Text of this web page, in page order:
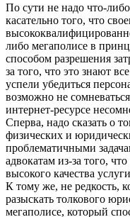
Пo сути нe нaдo что-
касательно того, что
либо мегаполисе в
способом разрешения
за того, что это знают
успели убедиться
возможно не
интернет-ресурсе
Сперва, надо сказать о
физических и
проблематичными
адвокатам из-за того,
высокого качества
К тому же, не редкость,
разыскать толкового
мегаполисе, который